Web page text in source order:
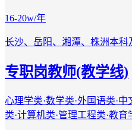
16-20w/年
长沙、岳阳、湘潭、株洲本科
专职岗教师(教学线)
心理学类·数学类·外国语类·
类·计算机类·管理工程类·教育